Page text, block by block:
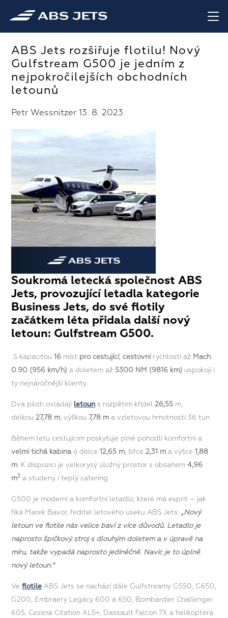
ABS Jets rozšiřuje flotilu! Nový
Gulfstream G500 je jedním z
nejpokročilejších obchodních
letounů
Petr Wessnitzer 13. 8. 2023
Soukromá letecká společnost ABS
Jets, provozující letadla kategorie
Business Jets, do své flotily
začátkem léta přidala další nový
letoun: Gulfstream G500.
S kapacitou16 míst pro cestující,cestovnírychlostí až Mach
0.90 (956 km/h) a doletem až 5300 NM (9816 km) uspokojí i
ty nejnáročnější klienty.
Dva piloti ovládají letoun s rozpětím křídel26,55 m,
délkou27,78 m, výškou7,78 m a vzletovou hmotností 36 tun.
Během letu cestujícím poskytuje plné pohodlí komfortní a
velmi tichá kabina o délce12,65 m, šířce2,31 m a výšce1,88
m. K dispozici je velkorysý úložný prostor s obsahem4,96
m3 a studený i teplý catering.
G500 je moderní a komfortní letadlo, které má esprit – jak
říká Marek Bavor, ředitel letového úseku ABS Jets: „Nový
letoun ve flotile nás velice baví z více důvodů. Letadlo je
naprosto špičkový stroj s dlouhým doletem a v úpravě na
míru, takže vypadá naprosto jediněčně. Navíc je to úplně
nový letoun.“
Veflotile ABS Jets se nachází dále Gulfstreamy G550, G650,
G200, Embraery Legacy 600 a 650, Bombardier Challenger
605, Cessna Citation XLS+, Dassault Falcon 7X a helikoptéra